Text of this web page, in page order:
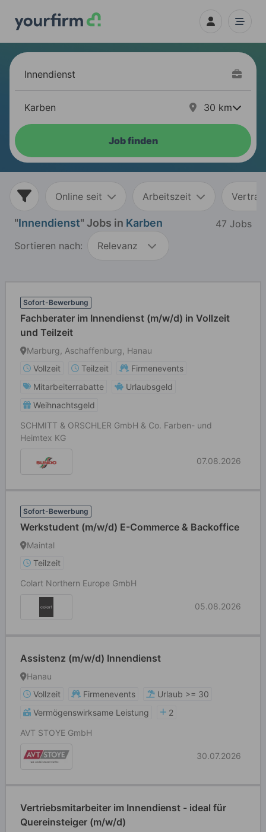
30 km
Job finden
Online seit Arbeitszeit
"Innendienst" Jobs in Karben
47 Jobs
Sortieren nach:
Relevanz
Sofort-Bewerbung
Fachberater im Innendienst (m/w/d) in Vollzeit
und Teilzeit
Marburg, Aschaffenburg, Hanau
Vollzeit
Teilzeit
Firmenevents
Mitarbeiterrabatte
Urlaubsgeld
Weihnachtsgeld
SCHMITT & ORSCHLER GmbH & Co. Farben- und
Heimtex KG
07.08.2026
Sofort-Bewerbung
Werkstudent (m/w/d) E-Commerce & Backoffice
Maintal
Teilzeit
Colart Northern Europe GmbH
05.08.2026
Assistenz (m/w/d) Innendienst
Hanau
Vollzeit
Firmenevents
Urlaub >= 30
Vermögenswirksame Leistung
2
AVT STOYE GmbH
30.07.2026
Vertriebsmitarbeiter im Innendienst - ideal für
Quereinsteiger (m/w/d)